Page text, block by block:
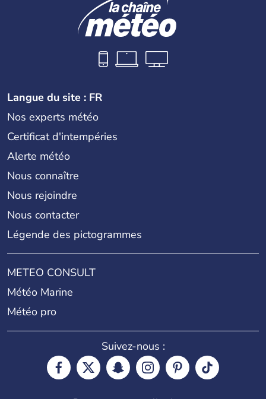
Langue du site : FR
Nos experts météo
Certificat d'intempéries
Alerte météo
Nous connaître
Nous rejoindre
Nous contacter
Légende des pictogrammes
METEO CONSULT
Météo Marine
Météo pro
Suivez-nous :